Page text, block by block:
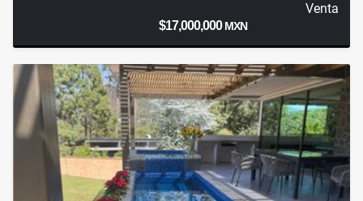
Venta
$17,000,000MXN